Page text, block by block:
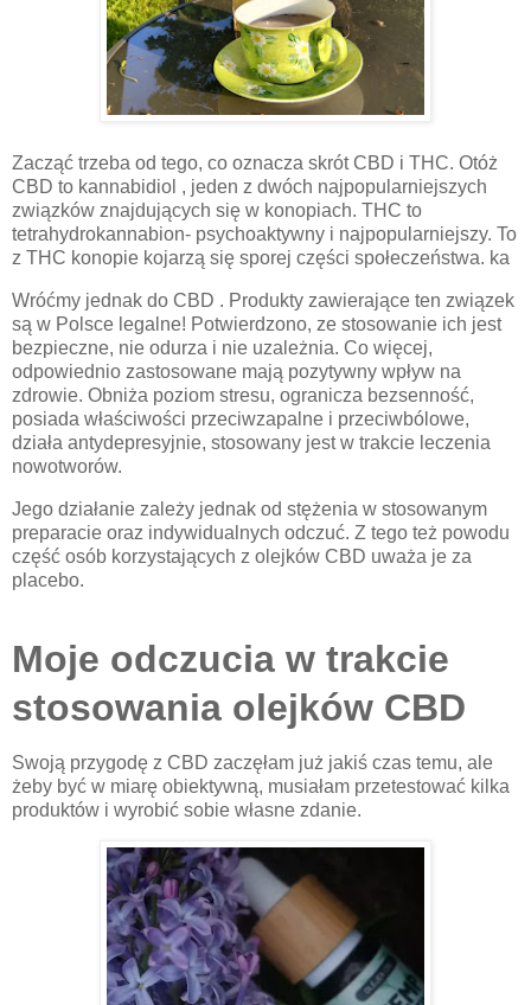
Zacząć trzeba od tego, co oznacza skrót CBD i THC. Otóż
CBD to kannabidiol , jeden z dwóch najpopularniejszych
związków znajdujących się w konopiach. THC to
tetrahydrokannabion- psychoaktywny i najpopularniejszy. To
z THC konopie kojarzą się sporej części społeczeństwa. ka
Wróćmy jednak do CBD . Produkty zawierające ten związek
są w Polsce legalne! Potwierdzono, ze stosowanie ich jest
bezpieczne, nie odurza i nie uzależnia. Co więcej,
odpowiednio zastosowane mają pozytywny wpływ na
zdrowie. Obniża poziom stresu, ogranicza bezsenność,
posiada właściwości przeciwzapalne i przeciwbólowe,
działa antydepresyjnie, stosowany jest w trakcie leczenia
nowotworów.
Jego działanie zależy jednak od stężenia w stosowanym
preparacie oraz indywidualnych odczuć. Z tego też powodu
część osób korzystających z olejków CBD uważa je za
placebo.
Moje odczucia w trakcie
stosowania olejków CBD
Swoją przygodę z CBD zaczęłam już jakiś czas temu, ale
żeby być w miarę obiektywną, musiałam przetestować kilka
produktów i wyrobić sobie własne zdanie.